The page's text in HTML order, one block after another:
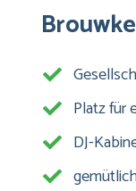
Platz für
DJ-